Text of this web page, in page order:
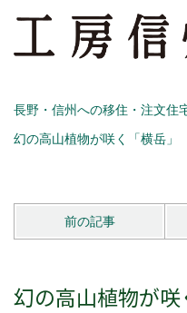
長野・信州への移住・注文住
幻の高山植物が咲く「横岳」
前の記事
幻の高山植物が咲